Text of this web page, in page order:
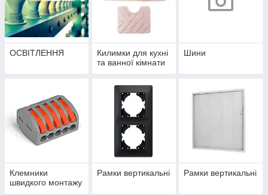
ОСВІТЛЕННЯ
Килимки для кухні
та ванної кімнати
Шини
Клемники
швидкого монтажу
Рамки вертикальні Рамки вертикальні